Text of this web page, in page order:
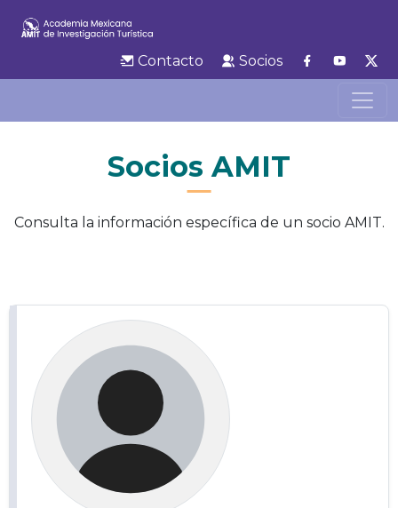
Contacto Socios
Socios AMIT
Consulta la información específica de un socio AMIT.